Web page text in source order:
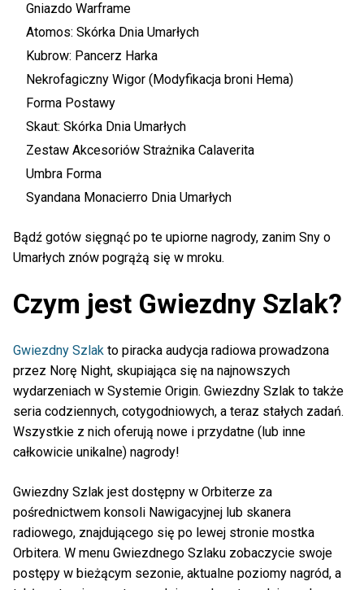
Gniazdo Warframe
Atomos: Skórka Dnia Umarłych
Kubrow: Pancerz Harka
Nekrofagiczny Wigor (Modyfikacja broni Hema)
Forma Postawy
Skaut: Skórka Dnia Umarłych
Zestaw Akcesoriów Strażnika Calaverita
Umbra Forma
Syandana Monacierro Dnia Umarłych
Bądź gotów sięgnąć po te upiorne nagrody, zanim Sny o
Umarłych znów pogrążą się w mroku.
Czym jest Gwiezdny Szlak?
Gwiezdny Szlak to piracka audycja radiowa prowadzona
przez Norę Night, skupiająca się na najnowszych
wydarzeniach w Systemie Origin. Gwiezdny Szlak to także
seria codziennych, cotygodniowych, a teraz stałych zadań.
Wszystkie z nich oferują nowe i przydatne (lub inne
całkowicie unikalne) nagrody!
Gwiezdny Szlak jest dostępny w Orbiterze za
pośrednictwem konsoli Nawigacyjnej lub skanera
radiowego, znajdującego się po lewej stronie mostka
Orbitera. W menu Gwiezdnego Szlaku zobaczycie swoje
postępy w bieżącym sezonie, aktualne poziomy nagród, a